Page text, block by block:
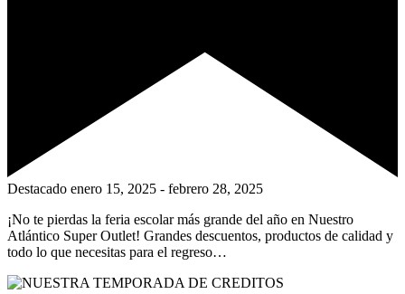
Destacado enero 15, 2025 - febrero 28, 2025
¡No te pierdas la feria escolar más grande del año en Nuestro
Atlántico Super Outlet! Grandes descuentos, productos de calidad y
todo lo que necesitas para el regreso…